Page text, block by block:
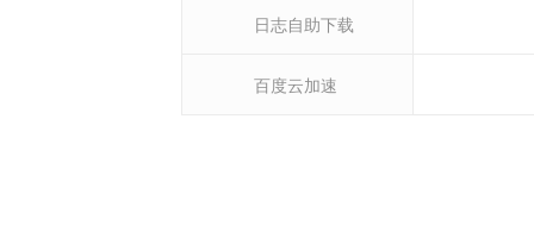
日志自助下载
百度云加速